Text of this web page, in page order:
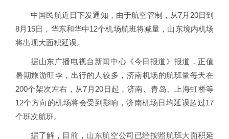
中国民航近日下发通知，由于航空管制，从7月20日到
8月15日，华东和华中12个机场航班将减量，山东境内机场
将出现大面积延误。
据山东广播电视台新闻中心《今日报道》报道，正值
暑期旅游旺季，出行的人较多，济南机场的航班量每天在
200个架次左右，从7月20日起，济南、青岛、上海虹桥等
12个方向的机场将会受到影响，济南机场日均延误超过17
个班次航班。
据了解，目前，山东航空公司已经按照航班大面积延